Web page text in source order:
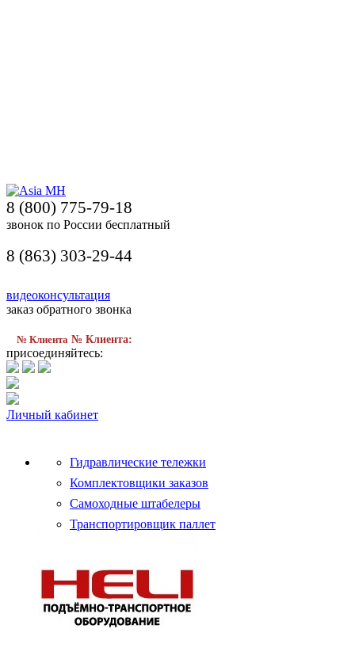
8 (800) 775-79-18
звонок по России бесплатный
8 (863) 303-29-44
видеоконсультация
заказ обратного звонка
№ Клиента № Клиента:
присоединяйтесь:
Личный кабинет
Гидравлические тележки
Комплектовщики заказов
Самоходные штабелеры
Транспортировщик паллет